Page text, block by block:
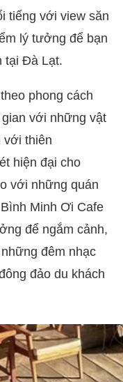
tiếng với view săn
lý tưởng để bạn
tại Đà Lạt.
phong cách
với những vật
với thiên
hiện đại cho
với những quán
Minh Ơi Cafe
để ngắm cảnh,
đêm nhạc
đảo du khách